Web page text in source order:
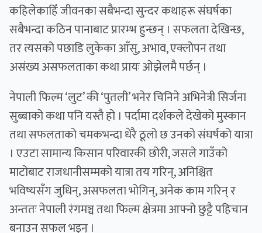
कहिलेकाहिँ जीवनका सबैभन्दा सुन्दर कथाहरू संघर्षका
सबैभन्दा कठिन पानाबाट प्रारम्भ हुन्छन् । सफलता देखिन्छ,
तर त्यसको पछाडि लुकेका आँसु, अभाव, एक्लोपन तथा
असंख्य असफलताका कथा प्रायः ओझेलमै पर्छन् ।
नेपाली फिल्म ‘लुट’ की ‘पुतली’ भनेर चिनिने अभिनेत्री सिर्जना
सुब्बाको कथा पनि यस्तै हो । पर्दामा दर्शकले देखेको मुस्कान
तथा सफलताको चमकभन्दा धेरै ठूलो छ उनको संघर्षको यात्रा
। एउटा सामान्य किसान परिवारकी छोरी, जसले गाउँको
माटोबाट राजधानीसम्मको यात्रा तय गरिन्, अनिश्चित
भविष्यसँग जुधिन्, असफलता भोगिन्, अनेक काम गरिन् र
अन्ततः नेपाली रंगमञ्च तथा फिल्म क्षेत्रमा आफ्नो छुट्टै पहिचान
बनाउन सफल भइन् ।